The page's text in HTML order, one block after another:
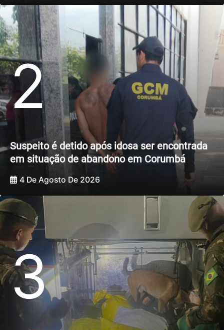
2
Suspeito é detido após idosa ser encontrada
em situação de abandono em Corumbá
4 De Agosto De 2026
3